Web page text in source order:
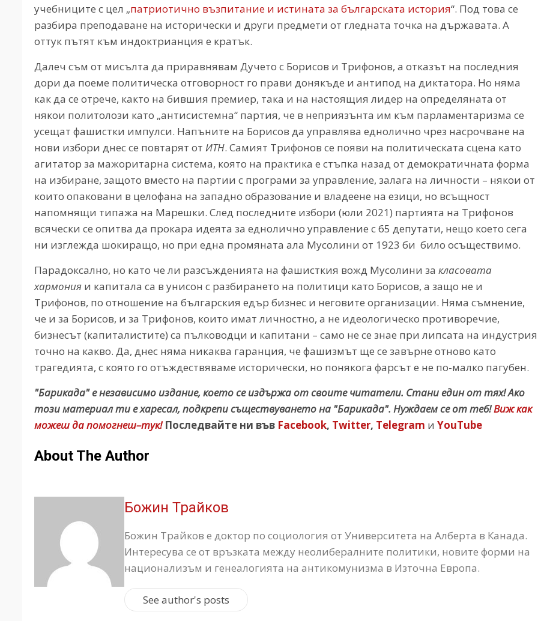
учебниците с цел „патриотично възпитание и истината за българската история“. Под това се
разбира преподаване на исторически и други предмети от гледната точка на държавата. А
оттук пътят към индоктрианция е кратък.
Далеч съм от мисълта да приравнявам Дучето с Борисов и Трифонов, а отказът на последния
дори да поеме политическа отговорност го прави донякъде и антипод на диктатора. Но няма
как да се отрече, както на бившия премиер, така и на настоящия лидер на определяната от
някои политолози като „антисистемна“ партия, че в неприязънта им към парламентаризма се
усещат фашистки импулси. Напъните на Борисов да управлява еднолично чрез насрочване на
нови избори днес се повтарят от ИТН. Самият Трифонов се появи на политическата сцена като
агитатор за мажоритарна система, която на практика е стъпка назад от демократичната форма
на избиране, защото вместо на партии с програми за управление, залага на личности – някои от
които опаковани в целофана на западно образование и владеене на езици, но всъщност
напомнящи типажа на Марешки. След последните избори (юли 2021) партията на Трифонов
всячески се опитва да прокара идеята за еднолично управление с 65 депутати, нещо което сега
ни изглежда шокиращо, но при една промяната ала Мусолини от 1923 би било осъществимо.
Парадоксално, но като че ли разсъжденията на фашисткия вожд Мусолини за класовата
хармония и капитала са в унисон с разбирането на политици като Борисов, а защо не и
Трифонов, по отношение на българския едър бизнес и неговите организации. Няма съмнение,
че и за Борисов, и за Трифонов, които имат личностно, а не идеологическо противоречие,
бизнесът (капиталистите) са пълководци и капитани – само не се знае при липсата на индустрия
точно на какво. Да, днес няма никаква гаранция, че фашизмът ще се завърне отново като
трагедията, с която го отъждествяваме исторически, но понякога фарсът е не по-малко пагубен.
"Барикада" е независимо издание, което се издържа от своите читатели. Стани един от тях! Ако
този материал ти е харесал, подкрепи съществуването на "Барикада". Нуждаем се от теб!Виж как
можеш да помогнеш–тук! Последвайте ни във Facebook, Twitter, Telegram и YouTube
About The Author
Божин Трайков
Божин Трайков е доктор по социология от Университета на Алберта в Канада.
Интересува се от връзката между неолибералните политики, новите форми на
национализъм и генеалогията на антикомунизма в Източна Европа.
See author's posts